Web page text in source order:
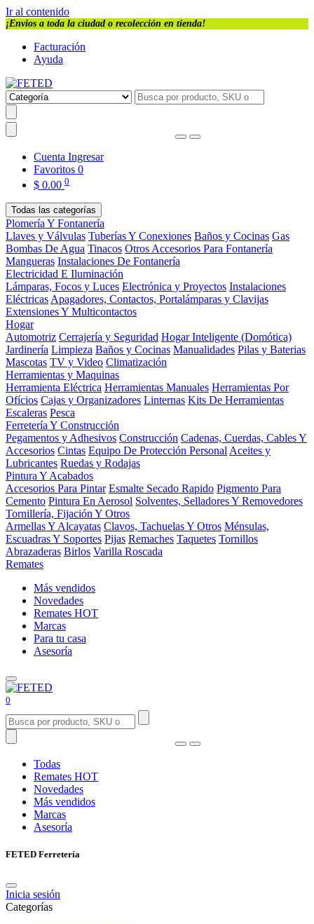
Ir al contenido
¡Envios a toda la ciudad o recolección en tienda!
Facturación
Ayuda
Cuenta Ingresar
Favoritos 0
$ 0.00 0
Todas las categorías
Plomería Y Fontanería
Llaves y Válvulas Tuberías Y Conexiones Baños y Cocinas Gas
Bombas De Agua Tinacos Otros Accesorios Para Fontanería
Mangueras Instalaciones De Fontanería
Electricidad E Iluminación
Lámparas, Focos y Luces Electrónica y Proyectos Instalaciones
Eléctricas Apagadores, Contactos, Portalámparas y Clavijas
Extensiones Y Multicontactos
Hogar
Automotriz Cerrajería y Seguridad Hogar Inteligente (Domótica)
Jardinería Limpieza Baños y Cocinas Manualidades Pilas y Baterias
Mascotas TV y Video Climatización
Herramientas y Maquinas
Herramienta Eléctrica Herramientas Manuales Herramientas Por
Ofícios Cajas y Organizadores Linternas Kits De Herramientas
Escaleras Pesca
Ferretería Y Construcción
Pegamentos y Adhesivos Construcción Cadenas, Cuerdas, Cables Y
Accesorios Cintas Equipo De Protección Personal Aceites y
Lubricantes Ruedas y Rodajas
Pintura Y Acabados
Accesorios Para Pintar Esmalte Secado Rapido Pigmento Para
Cemento Pintura En Aerosol Solventes, Selladores Y Removedores
Tornillería, Fijación Y Otros
Armellas Y Alcayatas Clavos, Tachuelas Y Otros Ménsulas,
Escuadras Y Soportes Pijas Remaches Taquetes Tornillos
Abrazaderas Birlos Varilla Roscada
Remates
Más vendidos
Novedades
Remates HOT
Marcas
Para tu casa
Asesoría
0
Todas
Remates HOT
Novedades
Más vendidos
Marcas
Asesoría
FETED Ferretería
Inicia sesión
Categorías